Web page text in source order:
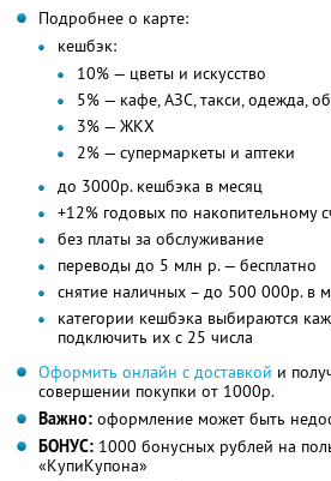
Подробнее о карте:
кешбэк:
10% — цветы и искусство
5% — кафе, АЗС, такси, одежда,
3% — ЖКХ
2% — супермаркеты и аптеки
до 3000р. кешбэка в месяц
+12% годовых по накопительному
без платы за обслуживание
переводы до 5 млн р. — бесплатно
снятие наличных – до 500 000р. в
категории кешбэка выбираются
подключить их с 25 числа
Оформить онлайн с доставкой и
совершении покупки от 1000р.
Важно: оформление может быть
БОНУС: 1000 бонусных рублей на
«КупиКупона»